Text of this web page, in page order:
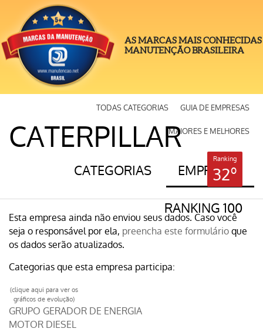
AS MARCAS MAIS
MANUTENÇÃO BRASILEIRA
TODAS CATEGORIAS GUIA DE EMPRESAS
MAIORES E MELHORES
CATEGORIAS EMPRESAS
RANKING 100
CATERPILLAR
Ranking
32º
Esta empresa ainda não enviou seus dados. Caso você
seja o responsável por ela, preencha este formulárioque
os dados serão atualizados.
Categorias que esta empresa participa:
(clique aqui para ver os
gráficos de evolução)
GRUPO GERADOR DE ENERGIA
MOTOR DIESEL